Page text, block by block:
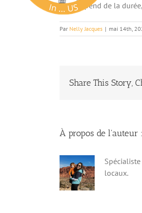
Cela dépend de la
Par Nelly Jacques | mai 14th,
Share This Story,
À propos de l'auteur :
locaux.